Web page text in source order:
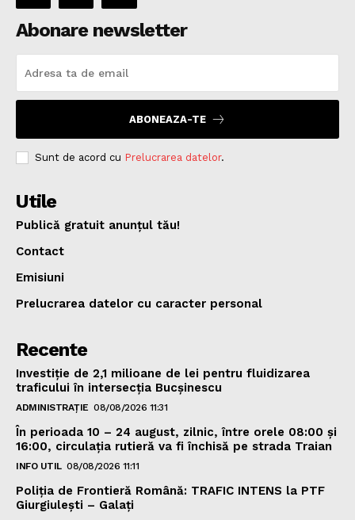
Abonare newsletter
ABONEAZA-TE
Sunt de acord cu Prelucrarea datelor.
Utile
Publică gratuit anunțul tău!
Contact
Emisiuni
Prelucrarea datelor cu caracter personal
Recente
Investiție de 2,1 milioane de lei pentru fluidizarea
traficului în intersecția Bucșinescu
ADMINISTRAȚIE 08/08/2026 11:31
În perioada 10 – 24 august, zilnic, între orele 08:00 și
16:00, circulația rutieră va fi închisă pe strada Traian
INFO UTIL 08/08/2026 11:11
Poliţia de Frontieră Română: TRAFIC INTENS la PTF
Giurgiulești – Galați